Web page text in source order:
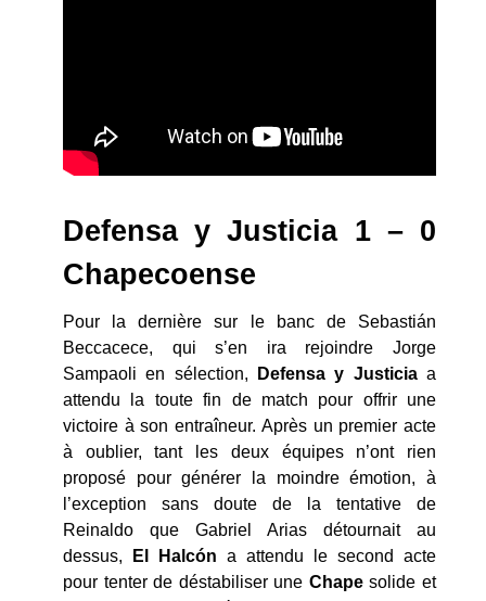
Defensa y Justicia 1 – 0
Chapecoense
Pour la dernière sur le banc de Sebastián
Beccacece, qui s’en ira rejoindre Jorge
Sampaoli en sélection,
Defensa y Justiciaa
attendu la toute fin de match pour offrir une
victoire à son entraîneur. Après un premier acte
à oublier, tant les deux équipes n’ont rien
proposé pour générer la moindre émotion, à
l’exception sans doute de la tentative de
Reinaldo que Gabriel Arias détournait au
dessus,
El Halcón a attendu le second acte
pour tenter de déstabiliser une Chapesolide et